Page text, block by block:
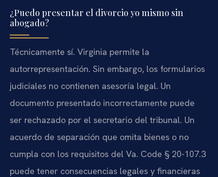
¿Puedo presentar el divorcio yo mismo sin
abogado?
Técnicamente sí. Virginia permite la
autorrepresentación. Sin embargo, los formularios
judiciales no contienen asesoría legal. Un
documento presentado incorrectamente puede
ser rechazado por el secretario del tribunal. Un
acuerdo de separación que omita bienes o no
cumpla con los requisitos del Va. Code § 20-107.3
puede tener consecuencias legales y financieras